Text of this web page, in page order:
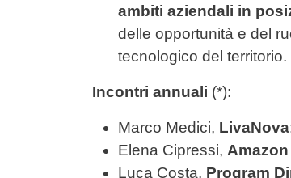
ambiti aziendali in
delle opportunità e del
tecnologico del territorio.
Incontri annuali (*):
Marco Medici, LivaNova
Elena Cipressi,
Luca Costa, Program